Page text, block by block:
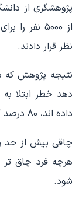
پژوهشگری از
از 5000
نظر قرار دادند.
نتیجه پژوهش که
دهد خطر ابتلا
داده اند، 80 درصد کمتر می شود.
چاقی بیش از حد
هرچه فرد چاق تر
شود.